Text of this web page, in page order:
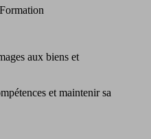
aux biens et
et maintenir sa